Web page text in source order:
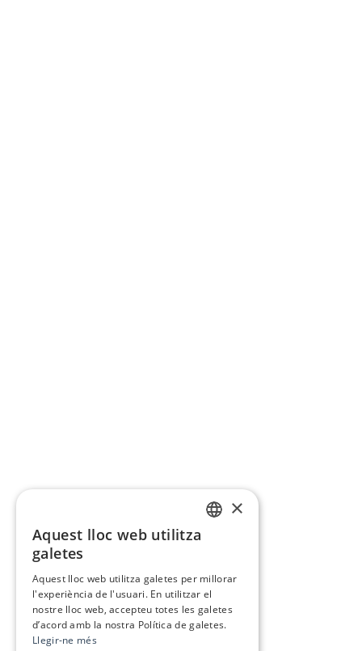
×
Aquest lloc web utilitza
galetes
Aquest lloc web utilitza galetes per millorar
l'experiència de l'usuari. En utilitzar el
nostre lloc web, accepteu totes les galetes
d’acord amb la nostra Política de galetes.
Llegir-ne més